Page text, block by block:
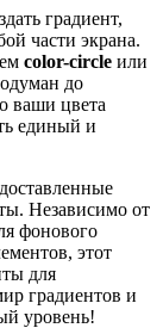
градиент,
части экрана.
color-circle или
до
ваши цвета
единый и
Независимо от
фонового
этот
для
градиентов и
уровень!